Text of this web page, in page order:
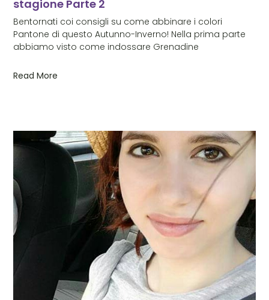
stagione Parte 2
Bentornati coi consigli su come abbinare i colori
Pantone di questo Autunno-Inverno! Nella prima parte
abbiamo visto come indossare Grenadine
Read More